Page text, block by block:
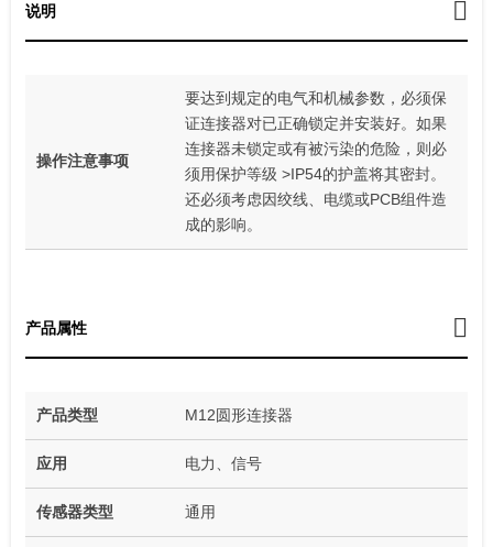
说明
操作注意事项
要达到规定的电气和机械参数，必须保
证连接器对已正确锁定并安装好。如果
连接器未锁定或有被污染的危险，则必
须用保护等级 >IP54的护盖将其密封。
还必须考虑因绞线、电缆或PCB组件造
成的影响。
产品属性
产品类型 M12圆形连接器
应用 电力、信号
传感器类型 通用